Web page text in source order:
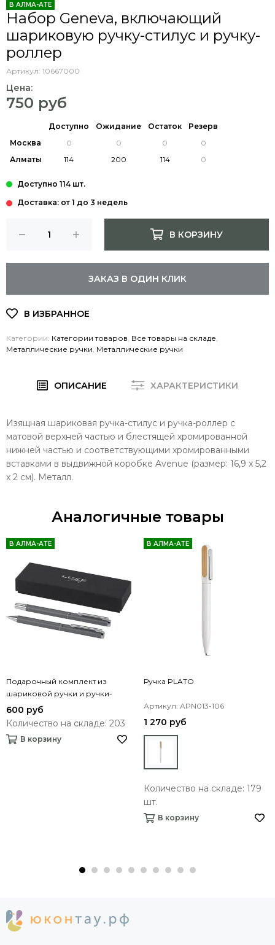
В АЛМА-АТЕ
Набор Geneva, включающий
шариковую ручку-стилус и ручку-
роллер
Артикул: 10667000
Цена:
750 руб
Доступно Ожидание Остаток
Резерв
Москва
Алматы
Доставка: от 1 до 3 недель
В КОРЗИНУ
ЗАКАЗ В ОДИН КЛИК
Категории: Категории товаров Все товары на складе
Металлические ручки Металлические ручки
ОПИСАНИЕ ХАРАКТЕРИСТИКИ
Изящная шариковая ручка-стилус и ручка-роллер с
матовой верхней частью и блестящей хромированной
нижней частью и соответствующими хромированными
вставками в выдвижной коробке Avenue (размер: 16,9 x 5,2
x 2 см). Металл.
Аналогичные товары
В АЛМА-АТЕ
Подарочный комплект из
шариковой ручки и ручки-
роллера Lucetto (серый)
600 руб
Количество на складе: 203
В корзину
В АЛМА-АТЕ
Ручка PLATO
Артикул: APN013-106
1 270 руб
Количество на складе: 179
шт.
В корзину